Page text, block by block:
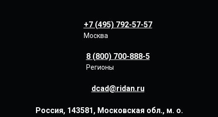
+7 (495) 792-57-57
Москва
8 (800) 700-888-5
Регионы
dcad@ridan.ru
Россия, 143581, Московская обл., м. о.